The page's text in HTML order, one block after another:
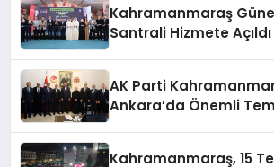
Kahramanmaraş
Santrali Hizmete Açıldı
AK Parti
Ankara’da Önemli
Kahramanmaraş, 15